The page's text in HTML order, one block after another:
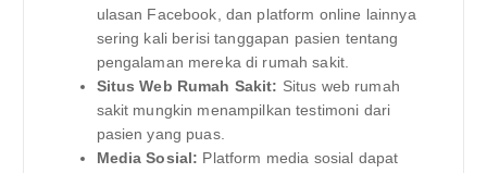
ulasan Facebook, dan platform online lainnya
sering kali berisi tanggapan pasien tentang
pengalaman mereka di rumah sakit.
Situs Web Rumah Sakit: Situs web rumah
sakit mungkin menampilkan testimoni dari
pasien yang puas.
Media Sosial: Platform media sosial dapat